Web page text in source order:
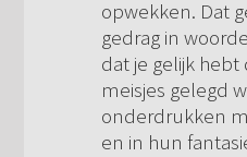
opwekken. Dat
gedrag in
dat je gelijk
meisjes gelegd
onderdrukken
en in hun